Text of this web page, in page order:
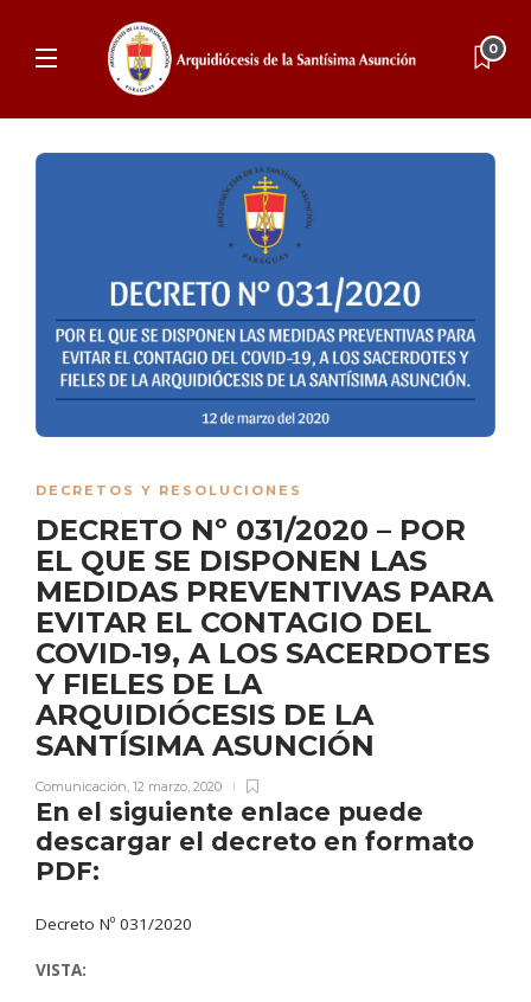
0
DECRETOS Y RESOLUCIONES
DECRETO Nº 031/2020 – POR
EL QUE SE DISPONEN LAS
MEDIDAS PREVENTIVAS PARA
EVITAR EL CONTAGIO DEL
COVID-19, A LOS SACERDOTES
Y FIELES DE LA
ARQUIDIÓCESIS DE LA
SANTÍSIMA ASUNCIÓN
Comunicación, 12 marzo, 2020
En el siguiente enlace puede
descargar el decreto en formato
PDF:
Decreto Nº 031/2020
VISTA: